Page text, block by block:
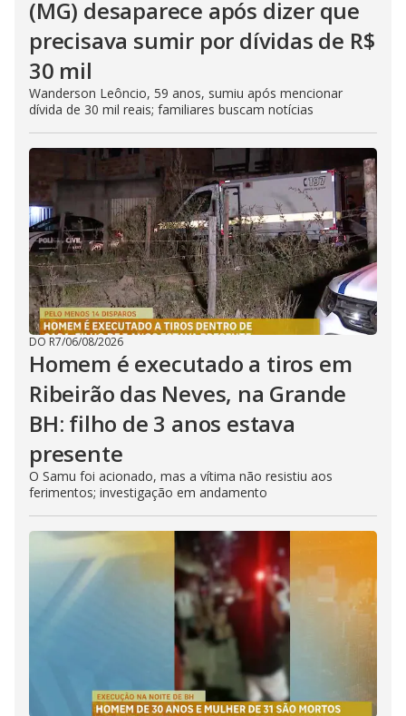
(MG) desaparece após dizer que
precisava sumir por dívidas de R$
30 mil
Wanderson Leôncio, 59 anos, sumiu após mencionar
dívida de 30 mil reais; familiares buscam notícias
DO R7/06/08/2026
Homem é executado a tiros em
Ribeirão das Neves, na Grande
BH: filho de 3 anos estava
presente
O Samu foi acionado, mas a vítima não resistiu aos
ferimentos; investigação em andamento